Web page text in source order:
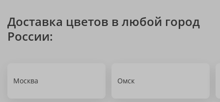
Доставка цветов в любой город
России:
Москва Омск